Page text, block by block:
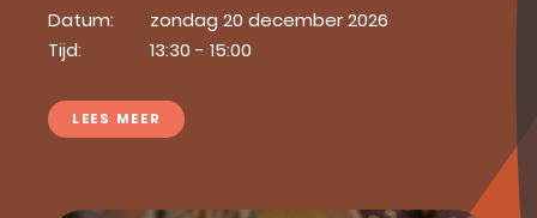
Datum:
Tijd:
zondag 20 december 2026
13:30 - 15:00
LEES MEER